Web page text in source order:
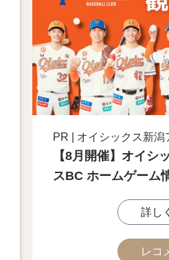
PR | オイシックス新
【8月開催】オイシ
スBC ホームゲーム
詳し
レコ